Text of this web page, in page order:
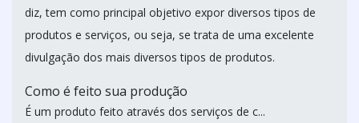
diz, tem como principal objetivo expor diversos tipos de
produtos e serviços, ou seja, se trata de uma excelente
divulgação dos mais diversos tipos de produtos.
Como é feito sua produção
É um produto feito através dos serviços de c...